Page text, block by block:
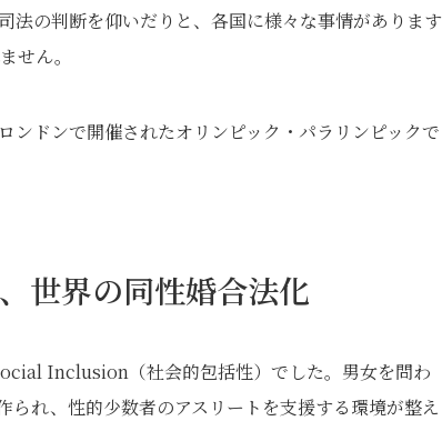
法の判断を仰いだりと、各国に様々な事情があります
せん。
ドンで開催されたオリンピック・パラリンピックで
世界の同性婚合法化
Inclusion（社会的包括性）でした。男女を問わ
れ、性的少数者のアスリートを支援する環境が整え